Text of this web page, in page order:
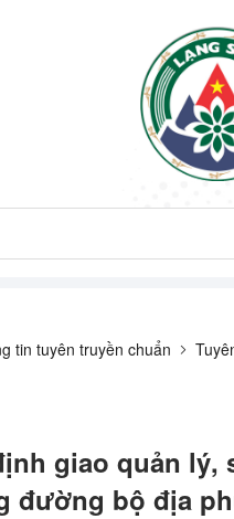
tin tuyên truyền chuẩn
giao quản
đường bộ địa